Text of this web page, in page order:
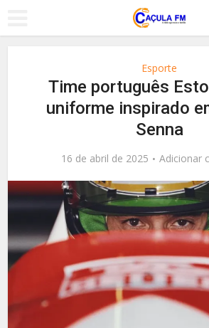
Esporte
Time português
uniforme inspirado
Senna
16 de abril de 2025 Adicionar